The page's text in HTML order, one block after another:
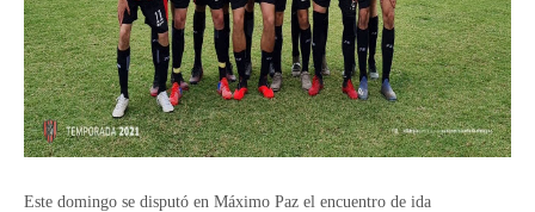
Este domingo se disputó en Máximo Paz el encuentro de ida